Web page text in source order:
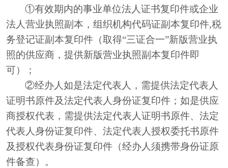
①有效期内的事业单位法人证书复印件或企业
法人营业执照副本，组织机构代码证副本复印件,税
务登记证副本复印件（取得“三证合一”新版营业执
照的供应商，提供新版营业执照副本复印件即
可）；
②经办人如是法定代表人，需提供法定代表人
证明书原件及法定代表人身份证复印件；如是供应
商授权代表，需提供法定代表人证明书原件、法定
代表人身份证复印件、法定代表人授权委托书原件
及授权代表身份证复印件（经办人须携带身份证原
件备查）。